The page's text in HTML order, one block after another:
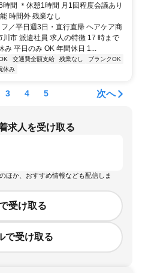
間 ＊休憩1時間 月1回程度会議あり
時間外 残業なし
／平日週3日・直行直帰 ヘアケア商
市 派遣社員 求人の特徴 17 時まで
平日のみ OK 年間休日 1...
交通費全額支給 残業なし
ブランクOK
休み
3 4 5 次へ
求人を受け取る
ほか、おすすめ情報なども配信しま
受け取る
で受け取る